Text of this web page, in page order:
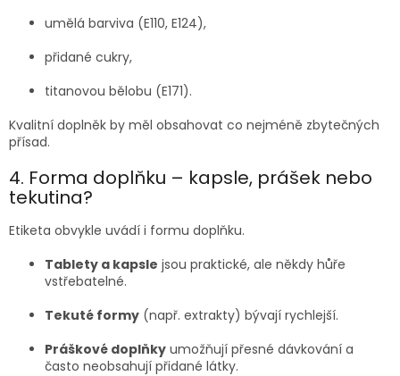
umělá barviva (E110, E124),
přidané cukry,
titanovou bělobu (E171).
Kvalitní doplněk by měl obsahovat co nejméně zbytečných
přísad.
4. Forma doplňku – kapsle, prášek nebo
tekutina?
Etiketa obvykle uvádí i formu doplňku.
Tablety a kapsle jsou praktické, ale někdy hůře
vstřebatelné.
Tekuté formy (např. extrakty) bývají rychlejší.
Práškové doplňky umožňují přesné dávkování a
často neobsahují přidané látky.